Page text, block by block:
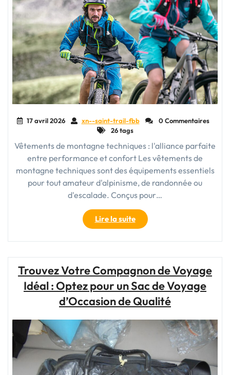
17 avril 2026 xn--saint-trail-fbb
0 Commentaires
26 tags
Vêtements de montagne techniques : l'alliance parfaite
entre performance et confort Les vêtements de
montagne techniques sont des équipements essentiels
pour tout amateur d'alpinisme, de randonnée ou
d'escalade. Conçus pour…
Lire la suite"Les
Secrets
des
Montagne
Techniques
:
Performance
et
Sommet"
Trouvez Votre Compagnon de Voyage
Idéal : Optez pour un Sac de Voyage
d’Occasion de Qualité